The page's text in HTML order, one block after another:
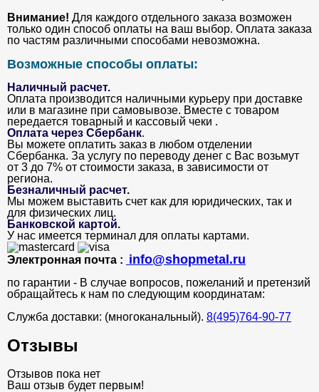
Внимание! Для каждого отдельного заказа возможен
только один способ оплаты на ваш выбор. Оплата заказа
по частям различными способами невозможна.
Возможные способы оплаты:
Наличный расчет.
Оплата производится наличными курьеру при доставке
или в магазине при самовывозе. Вместе с товаром
передается товарный и кассовый чеки .
Оплата через Сбербанк.
Вы можете оплатить заказ в любом отделении
Сбербанка. За услугу по переводу денег с Вас возьмут
от 3 до 7% от стоимости заказа, в зависимости от
региона.
Безналичный расчет.
Мы можем выставить счет как для юридических, так и
для физических лиц.
Банковской картой.
У нас имеется терминал для оплаты картами.
Электронная почта : info@shopmetal.ru
по гарантии - В случае вопросов, пожеланий и претензий
обращайтесь к нам по следующим координатам:
Служба доставки: (многоканальный). 8(495)764-90-77
Отзывы
Отзывов пока нет
Ваш отзыв будет первым!